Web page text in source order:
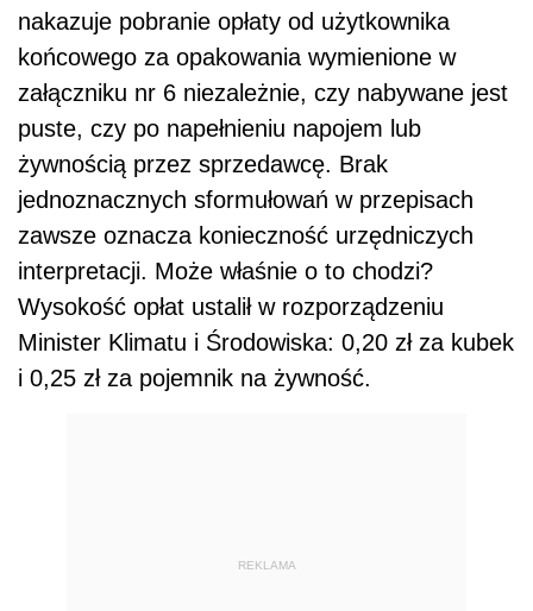
nakazuje pobranie opłaty od użytkownika
końcowego za opakowania wymienione w
załączniku nr 6 niezależnie, czy nabywane jest
puste, czy po napełnieniu napojem lub
żywnością przez sprzedawcę. Brak
jednoznacznych sformułowań w przepisach
zawsze oznacza konieczność urzędniczych
interpretacji. Może właśnie o to chodzi?
Wysokość opłat ustalił w rozporządzeniu
Minister Klimatu i Środowiska: 0,20 zł za kubek
i 0,25 zł za pojemnik na żywność.
REKLAMA